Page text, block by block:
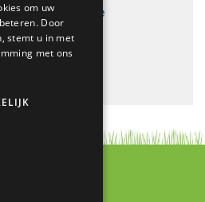
kanvia deze
om uw
Door
stemt u in met
met ons